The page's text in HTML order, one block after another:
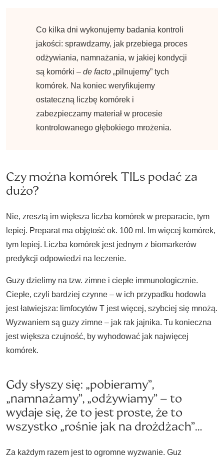
Co kilka dni wykonujemy badania kontroli
jakości: sprawdzamy, jak przebiega proces
odżywiania, namnażania, w jakiej kondycji
są komórki – de facto „pilnujemy” tych
komórek. Na koniec weryfikujemy
ostateczną liczbę komórek i
zabezpieczamy materiał w procesie
kontrolowanego głębokiego mrożenia.
Czy można komórek TILs podać za
dużo?
Nie, zresztą im większa liczba komórek w preparacie, tym
lepiej. Preparat ma objętość ok. 100 ml. Im więcej komórek,
tym lepiej. Liczba komórek jest jednym z biomarkerów
predykcji odpowiedzi na leczenie.
Guzy dzielimy na tzw. zimne i ciepłe immunologicznie.
Ciepłe, czyli bardziej czynne – w ich przypadku hodowla
jest łatwiejsza: limfocytów T jest więcej, szybciej się mnożą.
Wyzwaniem są guzy zimne – jak rak jajnika. Tu konieczna
jest większa czujność, by wyhodować jak najwięcej
komórek.
Gdy słyszy się: „pobieramy”,
„namnażamy”, „odżywiamy” – to
wydaje się, że to jest proste, że to
wszystko „rośnie jak na drożdżach”…
Za każdym razem jest to ogromne wyzwanie. Guz